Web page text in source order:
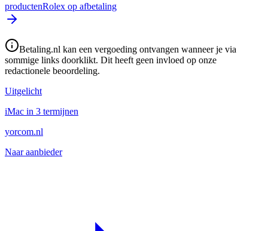
productenRolex op afbetaling
Betaling.nl kan een vergoeding ontvangen wanneer je via
sommige links doorklikt. Dit heeft geen invloed op onze
redactionele beoordeling.
Uitgelicht
iMac in 3 termijnen
yorcom.nl
Naar aanbieder